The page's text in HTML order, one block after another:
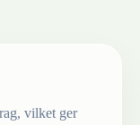
vilket ger